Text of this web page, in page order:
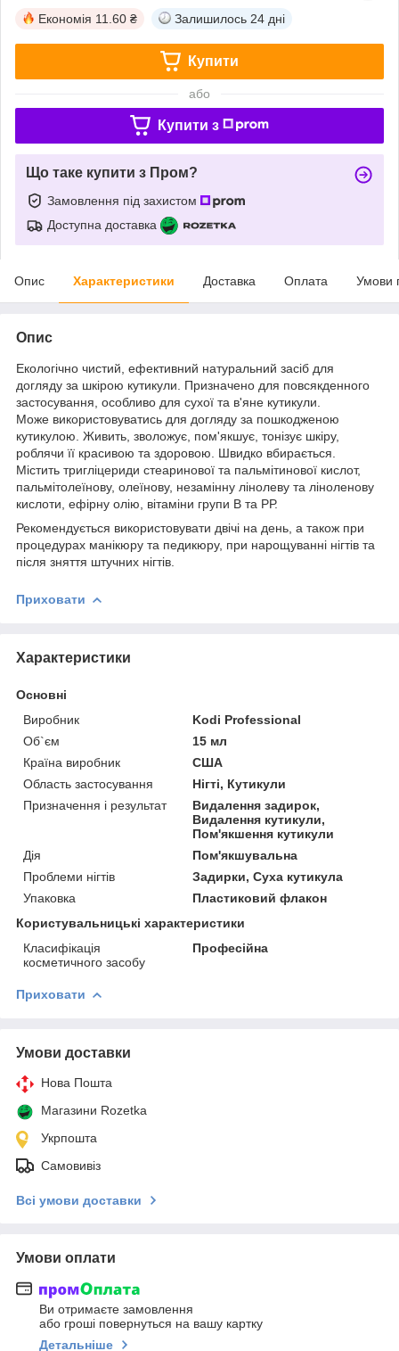
Економія 11.60 ₴ Залишилось 24 дні
Купити
або
Купити з
Що таке купити з Пром?
Замовлення під захистом
Доступна доставка
Опис Характеристики Доставка Оплата Умови
Опис
Екологічно чистий, ефективний натуральний засіб для
догляду за шкірою кутикули. Призначено для повсякденного
застосування, особливо для сухої та в'яне кутикули.
Може використовуватись для догляду за пошкодженою
кутикулою. Живить, зволожує, пом'якшує, тонізує шкіру,
роблячи її красивою та здоровою. Швидко вбирається.
Містить тригліцериди стеаринової та пальмітинової кислот,
пальмітолеїнову, олеїнову, незамінну лінолеву та ліноленову
кислоти, ефірну олію, вітаміни групи В та РР.
Рекомендується використовувати двічі на день, а також при
процедурах манікюру та педикюру, при нарощуванні нігтів та
після зняття штучних нігтів.
Приховати
Характеристики
Основні
Виробник
Kodi Professional
Об`єм
15 мл
Країна виробник
США
Область застосування
Нігті, Кутикули
Призначення і результат
Видалення задирок,
Видалення кутикули,
Пом'якшення кутикули
Дія
Пом'якшувальна
Проблеми нігтів
Задирки, Суха кутикула
Упаковка
Пластиковий флакон
Користувальницькі характеристики
Класифікація
косметичного засобу
Професійна
Приховати
Умови доставки
Нова Пошта
Магазини Rozetka
Укрпошта
Самовивіз
Всі умови доставки
Умови оплати
Ви отримаєте замовлення
або гроші повернуться на вашу картку
Детальніше